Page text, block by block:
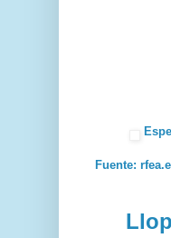
Fuente: